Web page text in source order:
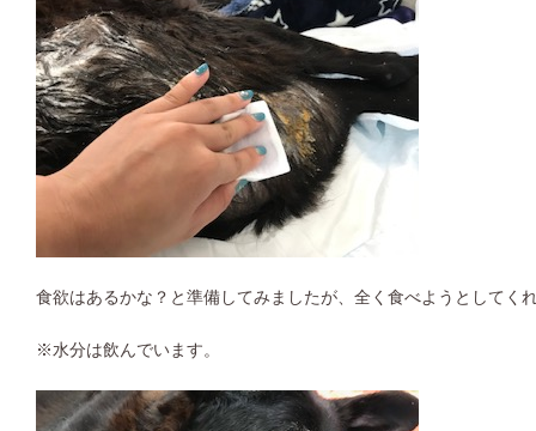
食欲はあるかな？と準備してみましたが、全く食べようとしてく
※水分は飲んでいます。